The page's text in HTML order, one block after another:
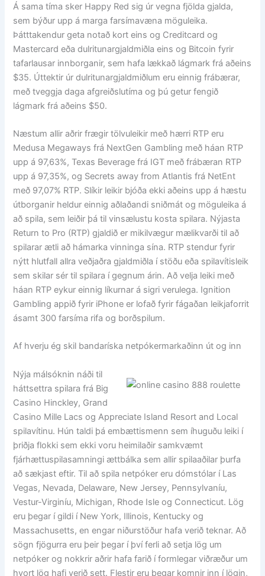
Á sama tíma sker Happy Red sig úr vegna fjölda gjalda,
sem býður upp á marga farsímavæna möguleika.
Þátttakendur geta notað kort eins og Creditcard og
Mastercard eða dulritunargjaldmiðla eins og Bitcoin fyrir
tafarlausar innborganir, sem hafa lækkað lágmark frá aðeins
$35. Úttektir úr dulritunargjaldmiðlum eru einnig frábærar,
með tveggja daga afgreiðslutíma og þú getur fengið
lágmark frá aðeins $50.
Næstum allir aðrir frægir tölvuleikir með hærri RTP eru
Medusa Megaways frá NextGen Gambling með háan RTP
upp á 97,63%, Texas Beverage frá IGT með frábæran RTP
upp á 97,35%, og Secrets away from Atlantis frá NetEnt
með 97,07% RTP. Slíkir leikir bjóða ekki aðeins upp á hæstu
útborganir heldur einnig aðlaðandi sniðmát og möguleika á
að spila, sem leiðir þá til vinsælustu kosta spilara. Nýjasta
Return to Pro (RTP) gjaldið er mikilvægur mælikvarði til að
spilarar ætli að hámarka vinninga sína. RTP stendur fyrir
nýtt hlutfall allra veðjaðra gjaldmiðla í stöðu eða spilavítisleik
sem skilar sér til spilara í gegnum árin. Að velja leiki með
háan RTP eykur einnig líkurnar á sigri verulega. Ignition
Gambling appið fyrir iPhone er lofað fyrir fágaðan leikjaforrit
ásamt 300 farsíma rifa og borðspilum.
Af hverju ég skil bandaríska netpókermarkaðinn út og inn
Nýja málsóknin náði til
háttsettra spilara frá Big
Casino Hinckley, Grand
Casino Mille Lacs og Appreciate Island Resort and Local
spilavítinu. Hún taldi þá embættismenn sem íhuguðu leiki í
þriðja flokki sem ekki voru heimilaðir samkvæmt
fjárhættuspilasamningi ættbálka sem allir spilaaðilar þurfa
að sækjast eftir. Til að spila netpóker eru dómstólar í Las
Vegas, Nevada, Delaware, New Jersey, Pennsylvaníu,
Vestur-Virginíu, Michigan, Rhode Isle og Connecticut. Lög
eru þegar í gildi í New York, Illinois, Kentucky og
Massachusetts, en engar niðurstöður hafa verið teknar. Að
sögn fjögurra eru þeir þegar í því ferli að setja lög um
netpóker og nokkrir aðrir hafa farið í formlegar viðræður um
hvort lög hafi verið sett. Flestir eru þegar komnir inn í lögin,